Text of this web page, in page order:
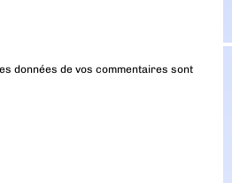
données de vos commentaires sont